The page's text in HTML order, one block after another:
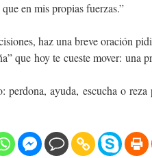
en mis propias fuerzas.”
haz una breve oración
que hoy te cueste mover: una
perdona, ayuda, escucha o